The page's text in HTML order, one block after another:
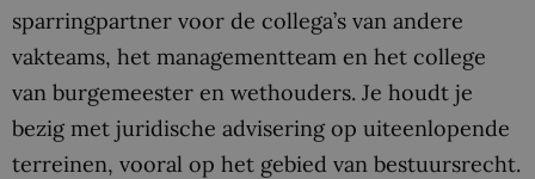
sparringpartner voor de collega’s van andere
vakteams, het managementteam en het college
van burgemeester en wethouders. Je houdt je
bezig met juridische advisering op uiteenlopende
terreinen, vooral op het gebied van bestuursrecht.